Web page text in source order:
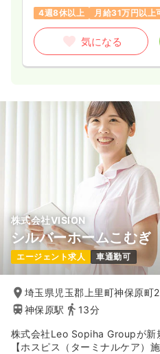
4週8休以上
月給31万円以上
気になる
株式会社VISION
シルバーホームこむぎ
エージェント求人 車通勤可
埼玉県児玉郡上里町神保原町
神保原駅
13分
株式会社Leo Sopiha Groupが新
【ホスピス（ターミナルケア）